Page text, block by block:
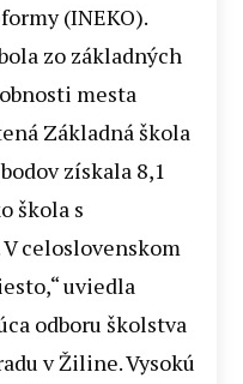
(INEKO).
zo základných
mesta
Základná škola
získala 8,1
škola s
celoslovenskom
uviedla
odboru školstva
v Žiline. Vysokú